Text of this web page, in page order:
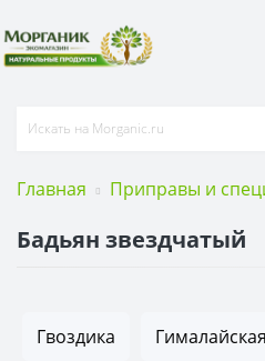
Главная Приправы и
Бадьян звездчатый
Гвоздика